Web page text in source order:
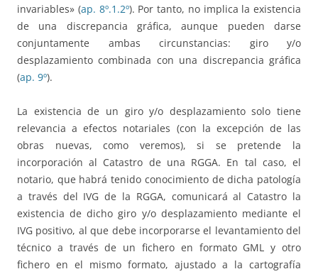
invariables» (ap. 8º.1.2º). Por tanto, no implica la existencia
de una discrepancia gráfica, aunque pueden darse
conjuntamente ambas circunstancias: giro y/o
desplazamiento combinada con una discrepancia gráfica
(ap. 9º).
La existencia de un giro y/o desplazamiento solo tiene
relevancia a efectos notariales (con la excepción de las
obras nuevas, como veremos), si se pretende la
incorporación al Catastro de una RGGA. En tal caso, el
notario, que habrá tenido conocimiento de dicha patología
a través del IVG de la RGGA, comunicará al Catastro la
existencia de dicho giro y/o desplazamiento mediante el
IVG positivo, al que debe incorporarse el levantamiento del
técnico a través de un fichero en formato GML y otro
fichero en el mismo formato, ajustado a la cartografía